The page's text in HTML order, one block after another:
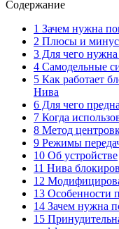
Содержание
1 Зачем нужна
2 Плюсы и
3 Для чего
4 Самодельные
5 Как работает
Нива
6 Для чего
7 Когда
8 Метод
9 Режимы
10 Об устройстве
11 Нива
12
13 Особенности
14 Зачем нужна
15